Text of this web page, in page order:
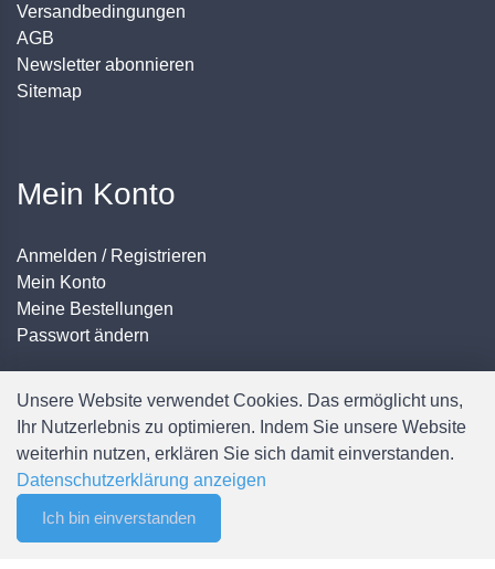
Filter Merkliste
Versandbedingungen
AGB
Newsletter abonnieren
Sitemap
Mein Konto
Anmelden / Registrieren
Mein Konto
Meine Bestellungen
Passwort ändern
© Copyright Spälti AG - Alle Rechte vorbehalten
Unsere Website verwendet Cookies. Das ermöglicht uns,
Ihr Nutzerlebnis zu optimieren. Indem Sie unsere Website
weiterhin nutzen, erklären Sie sich damit einverstanden.
Datenschutzerklärung anzeigen
Ich bin einverstanden